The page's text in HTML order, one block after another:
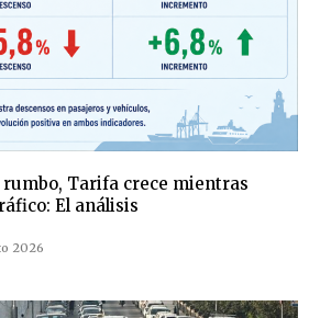
rumbo, Tarifa crece mientras
El análisis
2026